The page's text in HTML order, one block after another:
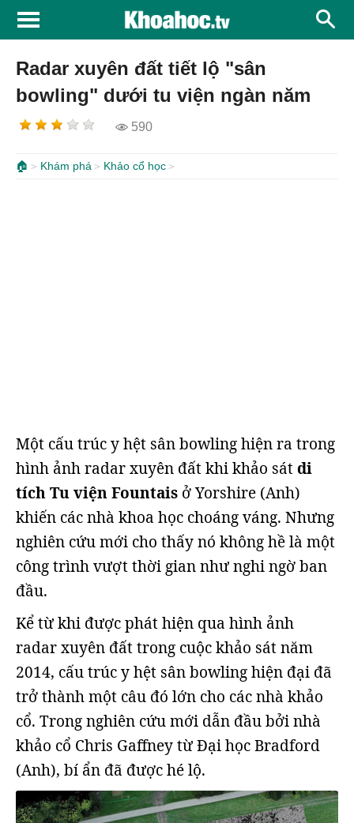
Radar xuyên đất tiết lộ "sân
bowling" dưới tu viện ngàn năm
590
🏠 Khám phá Khảo cổ học
Một cấu trúc y hệt sân bowling hiện ra trong
hình ảnh radar xuyên đất khi khảo sátdi
tích Tu viện Fountais ở Yorshire (Anh)
khiến các nhà khoa học choáng váng. Nhưng
nghiên cứu mới cho thấy nó không hề là một
công trình vượt thời gian như nghi ngờ ban
đầu.
Kể từ khi được phát hiện qua hình ảnh
radar xuyên đất trong cuộc khảo sát năm
2014, cấu trúc y hệt sân bowling hiện đại đã
trở thành một câu đó lớn cho các nhà khảo
cổ. Trong nghiên cứu mới dẫn đầu bởi nhà
khảo cổ Chris Gaffney từ Đại học Bradford
(Anh), bí ẩn đã được hé lộ.